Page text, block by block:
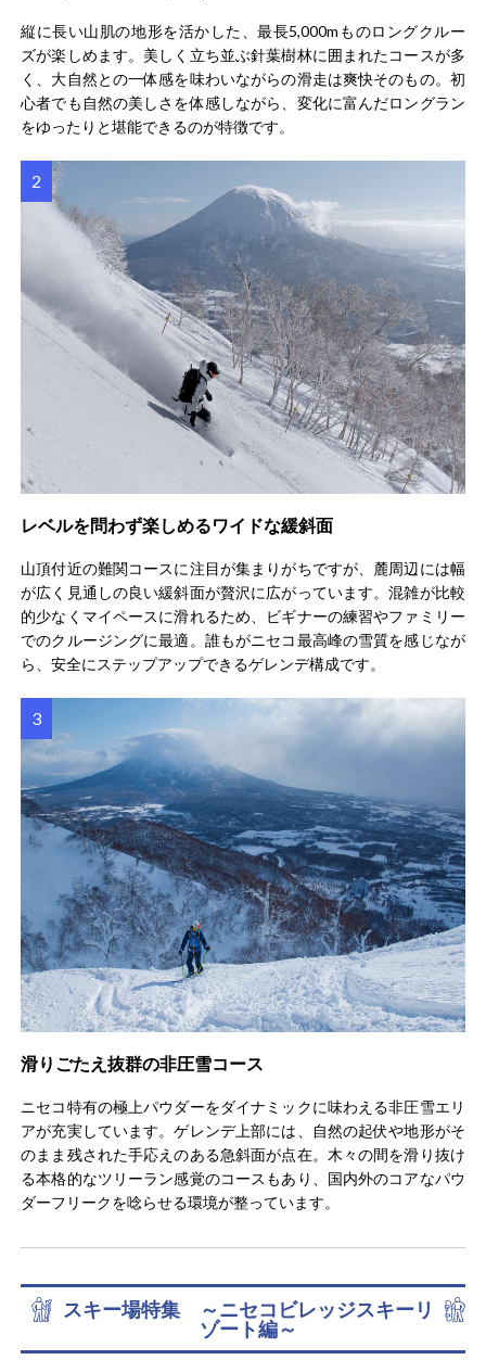
縦に長い山肌の地形を活かした、最長5,000mものロングクルー
ズが楽しめます。美しく立ち並ぶ針葉樹林に囲まれたコースが多
く、大自然との一体感を味わいながらの滑走は爽快そのもの。初
心者でも自然の美しさを体感しながら、変化に富んだロングラン
をゆったりと堪能できるのが特徴です。
レベルを問わず楽しめるワイドな緩斜面
山頂付近の難関コースに注目が集まりがちですが、麓周辺には幅
が広く見通しの良い緩斜面が贅沢に広がっています。混雑が比較
的少なくマイペースに滑れるため、ビギナーの練習やファミリー
でのクルージングに最適。誰もがニセコ最高峰の雪質を感じなが
ら、安全にステップアップできるゲレンデ構成です。
滑りごたえ抜群の非圧雪コース
ニセコ特有の極上パウダーをダイナミックに味わえる非圧雪エリ
アが充実しています。ゲレンデ上部には、自然の起伏や地形がそ
のまま残された手応えのある急斜面が点在。木々の間を滑り抜け
る本格的なツリーラン感覚のコースもあり、国内外のコアなパウ
ダーフリークを唸らせる環境が整っています。
スキー場特集 ～ニセコビレッジスキーリ
ゾート編～